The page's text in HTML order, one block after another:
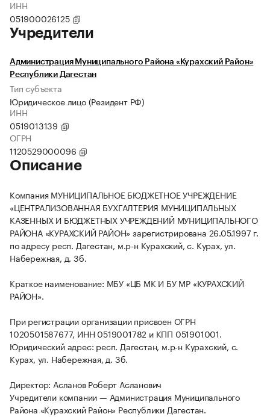
ИНН
051900026125
Учредители
Администрация Муниципального Района «Курахский Район»
Республики Дагестан
Тип субъекта
Юридическое лицо (Резидент РФ)
ИНН
0519013139
ОГРН
1120529000096
Описание
Компания МУНИЦИПАЛЬНОЕ БЮДЖЕТНОЕ УЧРЕЖДЕНИЕ
«ЦЕНТРАЛИЗОВАННАЯ БУХГАЛТЕРИЯ МУНИЦИПАЛЬНЫХ
КАЗЕННЫХ И БЮДЖЕТНЫХ УЧРЕЖДЕНИЙ МУНИЦИПАЛЬНОГО
РАЙОНА «КУРАХСКИЙ РАЙОН» зарегистрирована 26.05.1997 г.
по адресу респ. Дагестан, м.р-н Курахский, с. Курах, ул.
Набережная, д. 3б.
Краткое наименование: МБУ «ЦБ МК И БУ МР «КУРАХСКИЙ
РАЙОН».
При регистрации организации присвоен ОГРН
1020501587677, ИНН 0519001782 и КПП 051901001.
Юридический адрес: респ. Дагестан, м.р-н Курахский, с.
Курах, ул. Набережная, д. 3б.
Директор: Асланов Роберт Асланович
Учредители компании — Администрация Муниципального
Района «Курахский Район» Республики Дагестан.